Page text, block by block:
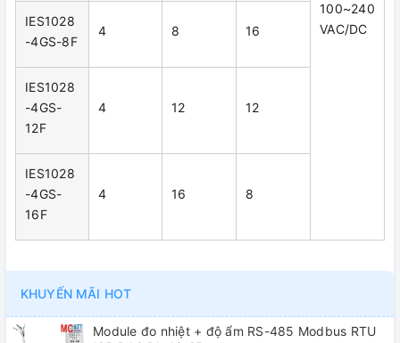
100~240
VAC/DC
IES1028
-4GS-8F
4 8 16
IES1028
-4GS-
12F
4 12 12
IES1028
-4GS-
16F
4 16 8
KHUYẾN MÃI HOT
Module đo nhiệt + độ ẩm RS-485 Modbus RTU